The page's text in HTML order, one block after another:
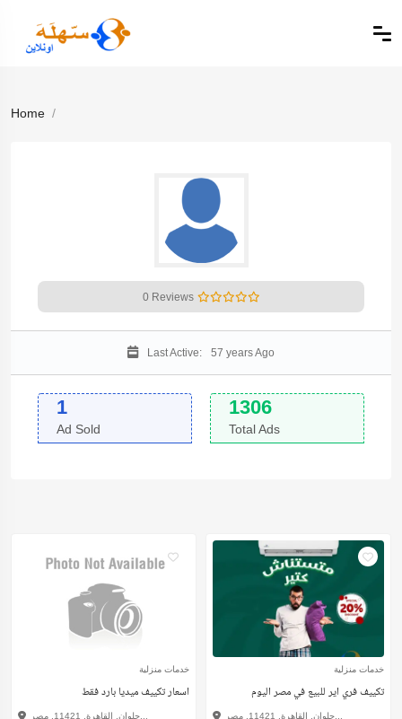
Home
0 Reviews
Last Active: 57 years Ago
1
Ad Sold
1306
Total Ads
خدمات منزلية
اسعار تكييف ميديا بارد فقط
خدمات منزلية
تكييف فري اير للبيع في مصر اليوم